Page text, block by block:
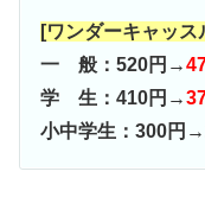
[ワンダーキャッス
一 般：520円→
学 生：410円→
小中学生：300円→